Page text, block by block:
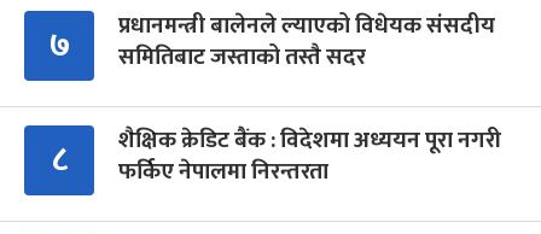
७
प्रधानमन्त्री बालेनले ल्याएको विधेयक संसदीय
समितिबाट जस्ताको तस्तै सदर
८
शैक्षिक क्रेडिट बैंक : विदेशमा अध्ययन पूरा नगरी
फर्किए नेपालमा निरन्तरता